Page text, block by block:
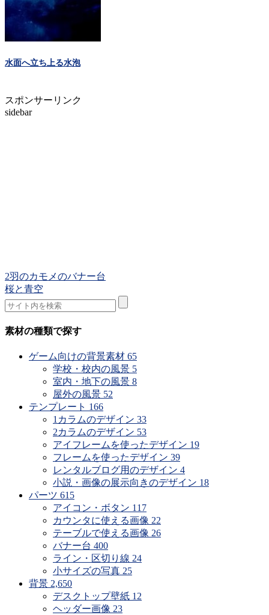
水面へ立ち上る水泡
スポンサーリンク
sidebar
2羽のカモメのバナー台
桜と青空
素材の種類で探す
ゲーム向けの背景素材 65
学校・校内の風景 5
室内・地下の風景 8
屋外の風景 52
テンプレート 166
1カラムのデザイン 33
2カラムのデザイン 53
アイフレームを使ったデザイン 19
フレームを使ったデザイン 39
レンタルブログ用のデザイン 4
小説・画像の展示向きのデザイン 18
パーツ 615
アイコン・ボタン 117
カウンタに使える画像 22
テーブルで使える画像 26
バナー台 400
ライン・区切り線 24
小サイズの写真 25
背景 2,650
デスクトップ壁紙 12
ヘッダー画像 23